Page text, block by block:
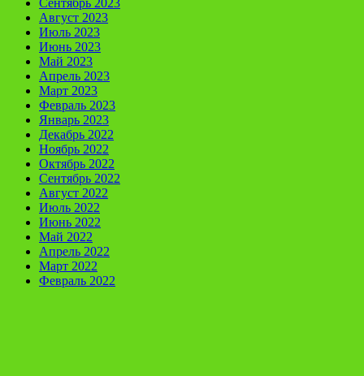
Сентябрь 2023
Август 2023
Июль 2023
Июнь 2023
Май 2023
Апрель 2023
Март 2023
Февраль 2023
Январь 2023
Декабрь 2022
Ноябрь 2022
Октябрь 2022
Сентябрь 2022
Август 2022
Июль 2022
Июнь 2022
Май 2022
Апрель 2022
Март 2022
Февраль 2022